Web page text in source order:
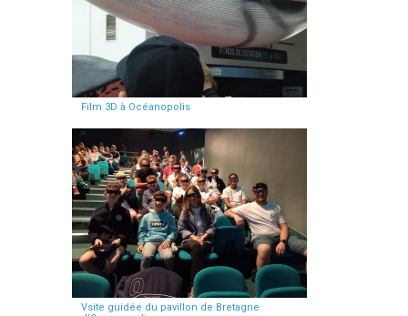
Film 3D à Océanopolis
Vsite guidée du pavillon de Bretagne